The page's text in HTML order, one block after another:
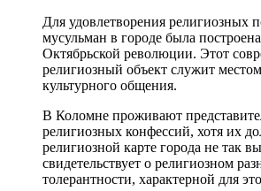
Для удовлетворения религиозных
мусульман в городе была
Октябрьской революции. Этот
религиозный объект служит
культурного общения.
В Коломне проживают
религиозных конфессий, хотя их
религиозной карте города не так
свидетельствует о религиозном
толерантности, характерной для